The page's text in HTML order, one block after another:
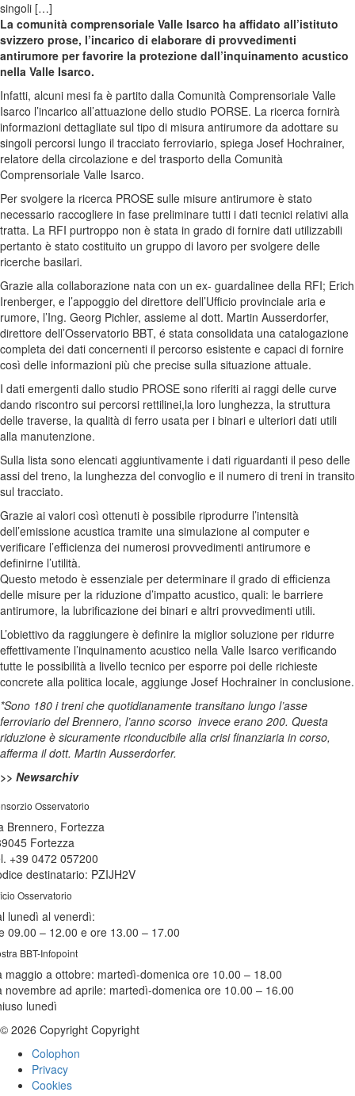
singoli […]
La comunità comprensoriale Valle Isarco ha affidato all’istituto
svizzero prose, l’incarico di elaborare di provvedimenti
antirumore per favorire la protezione dall’inquinamento acustico
nella Valle Isarco.
Infatti, alcuni mesi fa è partito dalla Comunità Comprensoriale Valle
Isarco l’incarico all’attuazione dello studio PORSE. La ricerca fornirà
informazioni dettagliate sul tipo di misura antirumore da adottare su
singoli percorsi lungo il tracciato ferroviario, spiega Josef Hochrainer,
relatore della circolazione e del trasporto della Comunità
Comprensoriale Valle Isarco.
Per svolgere la ricerca PROSE sulle misure antirumore è stato
necessario raccogliere in fase preliminare tutti i dati tecnici relativi alla
tratta. La RFI purtroppo non è stata in grado di fornire dati utilizzabili
pertanto è stato costituito un gruppo di lavoro per svolgere delle
ricerche basilari.
Grazie alla collaborazione nata con un ex- guardalinee della RFI; Erich
Irenberger, e l’appoggio del direttore dell’Ufficio provinciale aria e
rumore, l’Ing. Georg Pichler, assieme al dott. Martin Ausserdorfer,
direttore dell’Osservatorio BBT, é stata consolidata una catalogazione
completa dei dati concernenti il percorso esistente e capaci di fornire
così delle informazioni più che precise sulla situazione attuale.
I dati emergenti dallo studio PROSE sono riferiti ai raggi delle curve
dando riscontro sui percorsi rettilinei,la loro lunghezza, la struttura
delle traverse, la qualità di ferro usata per i binari e ulteriori dati utili
alla manutenzione.
Sulla lista sono elencati aggiuntivamente i dati riguardanti il peso delle
assi del treno, la lunghezza del convoglio e il numero di treni in transito
sul tracciato.
Grazie ai valori così ottenuti è possibile riprodurre l’intensità
dell’emissione acustica tramite una simulazione al computer e
verificare l’efficienza dei numerosi provvedimenti antirumore e
definirne l’utilità.
Questo metodo è essenziale per determinare il grado di efficienza
delle misure per la riduzione d’impatto acustico, quali: le barriere
antirumore, la lubrificazione dei binari e altri provvedimenti utili.
L’obiettivo da raggiungere è definire la miglior soluzione per ridurre
effettivamente l’inquinamento acustico nella Valle Isarco verificando
tutte le possibilità a livello tecnico per esporre poi delle richieste
concrete alla politica locale, aggiunge Josef Hochrainer in conclusione.
*Sono 180 i treni che quotidianamente transitano lungo l’asse
ferroviario del Brennero, l’anno scorso invece erano 200. Questa
riduzione è sicuramente riconducibile alla crisi finanziaria in corso,
afferma il dott. Martin Ausserdorfer.
>> Newsarchiv
Osservatorio
Brennero, Fortezza
Fortezza
+39 0472 057200
destinatario: PZIJH2V
Osservatorio
lunedì al venerdì:
09.00 – 12.00 e ore 13.00 – 17.00
BBT-Infopoint
maggio a ottobre: martedì-domenica ore 10.00 – 18.00
novembre ad aprile: martedì-domenica ore 10.00 – 16.00
lunedì
© 2026 Copyright Copyright
Colophon
Privacy
Cookies